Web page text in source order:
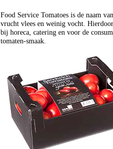
Food Service Tomatoes is de naam
vrucht vlees en weinig vocht.
bij horeca, catering en voor de
tomaten-smaak.